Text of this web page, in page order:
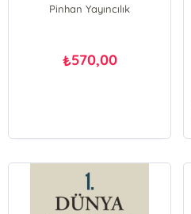
Pinhan Yayıncılık
₺570,00